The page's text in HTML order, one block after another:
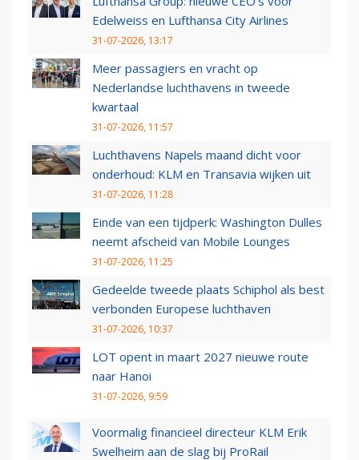
Edelweiss en Lufthansa City Airlines
31-07-2026, 13:17
Meer passagiers en vracht op
Nederlandse luchthavens in tweede
kwartaal
31-07-2026, 11:57
Luchthavens Napels maand dicht voor
onderhoud: KLM en Transavia wijken uit
31-07-2026, 11:28
Einde van een tijdperk: Washington Dulles
neemt afscheid van Mobile Lounges
31-07-2026, 11:25
Gedeelde tweede plaats Schiphol als best
verbonden Europese luchthaven
31-07-2026, 10:37
LOT opent in maart 2027 nieuwe route
naar Hanoi
31-07-2026, 9:59
Voormalig financieel directeur KLM Erik
Swelheim aan de slag bij ProRail